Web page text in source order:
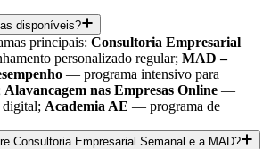
disponíveis?
principais: Consultoria Empresarial
personalizado regular; MAD –
— programa intensivo para
Alavancagem nas Empresas Online —
digital; Academia AE — programa de
Consultoria Empresarial Semanal e a MAD?